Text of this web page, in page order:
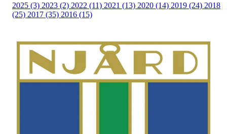
2025 (3) 2023 (2) 2022 (11) 2021 (13) 2020 (14) 2019 (24) 2018
(25) 2017 (35) 2016 (15)